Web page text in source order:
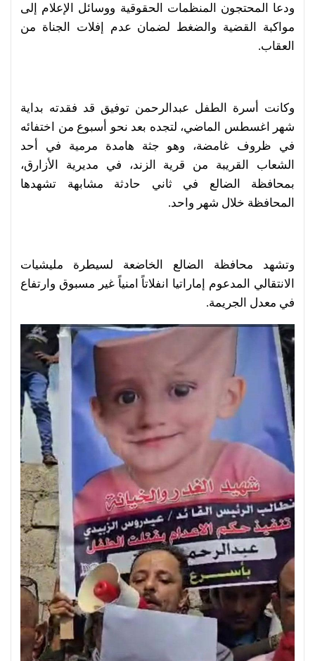
ودعا المحتجون المنظمات الحقوقية ووسائل الإعلام إلى
مواكبة القضية والضغط لضمان عدم إفلات الجناة من
العقاب.
وكانت أسرة الطفل عبدالرحمن توفيق قد فقدته بداية
شهر اغسطس الماضي، لتجده بعد نحو أسبوع من اختفائه
في ظروف غامضة، وهو جثة هامدة مرمية في أحد
الشعاب القريبة من قرية الزند، في مديرية الأزارق،
بمحافظة الضالع في ثاني حادثة مشابهة تشهدها
المحافظة خلال شهر واحد.
وتشهد محافظة الضالع الخاضعة لسيطرة مليشيات
الانتقالي المدعوم إماراتيا انفلاتاً امنياً غير مسبوق وارتفاع
في معدل الجريمة.